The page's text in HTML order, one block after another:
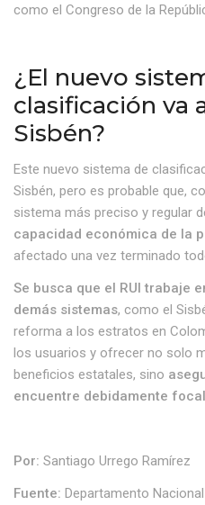
como el Congreso de la
¿El nuevo
clasificación va
Sisbén?
Este nuevo sistema de
Sisbén, pero es probable que,
sistema más preciso y regular
capacidad económica de la
afectado una vez terminado
Se busca que el RUI trabaje
demás sistemas, como el
reforma a los estratos en
los usuarios y ofrecer no solo
beneficios estatales, sino
encuentre debidamente
Por: Santiago Urrego Ramírez
Fuente: Departamento